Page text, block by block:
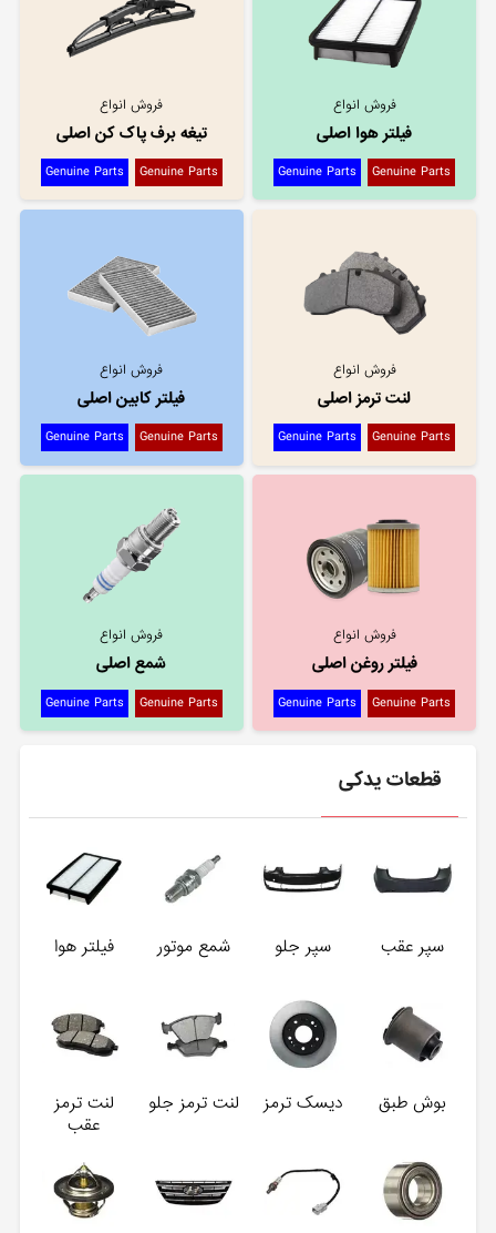
فروش انواع
فیلتر هوا اصلی
Genuine Parts
Genuine Parts
فروش انواع
تیغه برف پاک کن اصلی
Genuine Parts
Genuine Parts
فروش انواع
لنت ترمز اصلی
Genuine Parts
Genuine Parts
فروش انواع
فیلتر کابین اصلی
Genuine Parts
Genuine Parts
فروش انواع
فیلتر روغن اصلی
Genuine Parts
Genuine Parts
فروش انواع
شمع اصلی
Genuine Parts
Genuine Parts
قطعات یدکی
سپر عقب سپر جلو شمع موتور فیلتر هوا
بوش طبق دیسک ترمز لنت ترمز جلو
لنت ترمز
عقب